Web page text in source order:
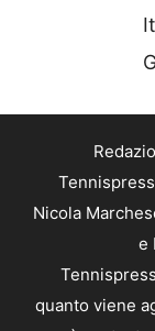
Nicola
e
quanto viene